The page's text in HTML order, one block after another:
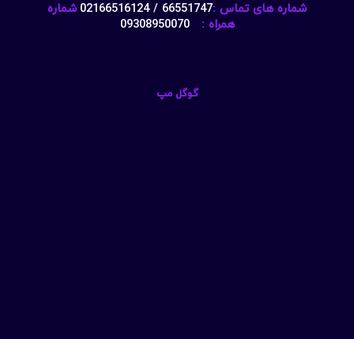
شماره های تماس :66551747 / 02166516124
شماره
همراه :
09308950070
گوگل مپ